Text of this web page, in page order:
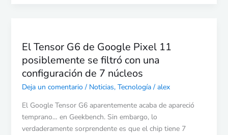
El Tensor G6 de Google Pixel 11
posiblemente se filtró con una
configuración de 7 núcleos
Deja un comentario / Noticias, Tecnología/ alex
El Google Tensor G6 aparentemente acaba de apareció
temprano… en Geekbench. Sin embargo, lo
verdaderamente sorprendente es que el chip tiene 7
G6
de
Google
Pixel
posiblemente
se
filtró